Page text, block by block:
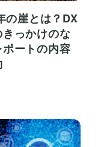
の崖とは？DX
っかけのな
ポートの内容